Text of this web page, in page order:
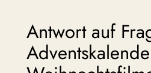
Antwort auf